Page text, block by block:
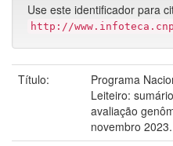
Use este identificador para
http://
Título:
Programa
Leiteiro:
avaliação
novembro 2023.